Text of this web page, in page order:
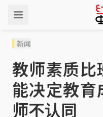
新闻
教师素质比
能决定教
师不认同